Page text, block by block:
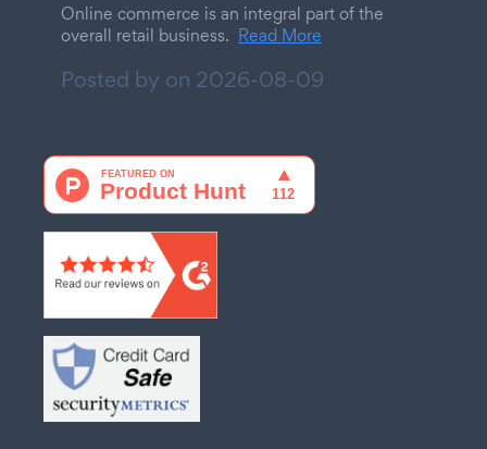
Online commerce is an integral part of the
overall retail business. Read More
Posted by on 2026-08-09